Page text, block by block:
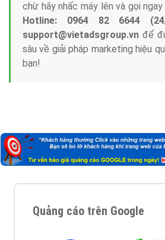
chừ hãy nhấc máy lên và gọi
Hotline: 0964 82 6644
support@vietadsgroup.vn để
sâu về giải pháp marketing hiệu
bạn!
Quảng cáo trên Google